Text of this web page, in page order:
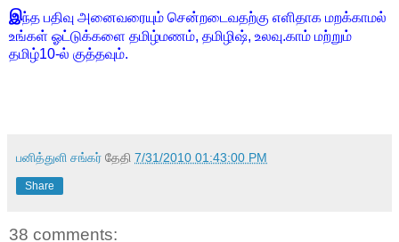
இந்த பதிவு அனைவரையும் சென்றடைவதற்கு எளிதாக மறக்காமல்
உங்கள் ஓட்டுக்களை தமிழ்மணம், தமிழிஷ், உலவு.காம் மற்றும்
தமிழ்10-ல் குத்தவும்.
பனித்துளி சங்கர் தேதி 7/31/2010 01:43:00 PM
Share
38 comments: